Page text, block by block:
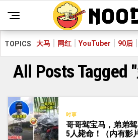
TOPICS 大马 网红 YouTuber 90后
All Posts
时事
哥哥驾宝马，弟弟
5人毙命！（内有影